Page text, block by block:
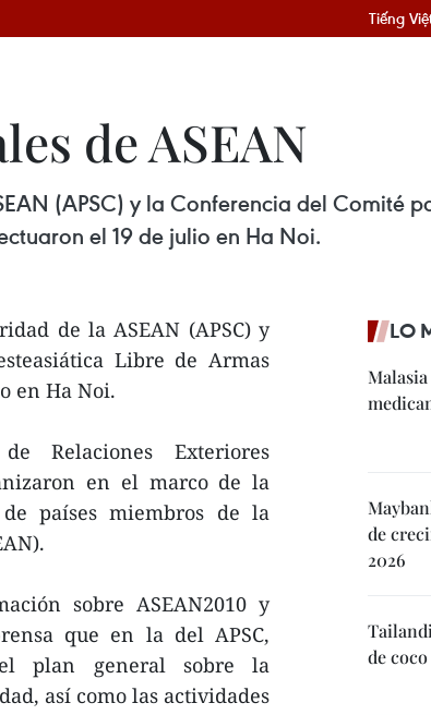
Tiếng
de ASEAN
(APSC) y la Conferencia del Comité
el 19 de julio en Ha Noi.
de la ASEAN (APSC) y
Libre de Armas
en Ha Noi.
Relaciones Exteriores
en el marco de la
de países miembros de la
sobre ASEAN2010 y
que en la del APSC,
plan general sobre la
así como las actividades
LO
de
2026
de